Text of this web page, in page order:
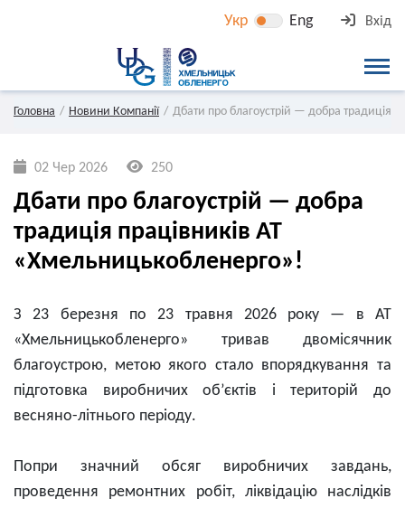
Укр Eng Вхід
Головна Новини Компанії Дбати про благоустрій — добра традиція
02 Чер 2026 250
Дбати про благоустрій — добра
традиція працівників АТ
«Хмельницькобленерго»!
З 23 березня по 23 травня 2026 року — в АТ
«Хмельницькобленерго» тривав двомісячник
благоустрою, метою якого стало впорядкування та
підготовка виробничих об’єктів і територій до
весняно-літнього періоду.
Попри значний обсяг виробничих завдань,
проведення ремонтних робіт, ліквідацію наслідків